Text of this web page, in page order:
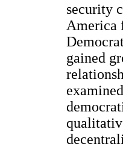
security
America
gained